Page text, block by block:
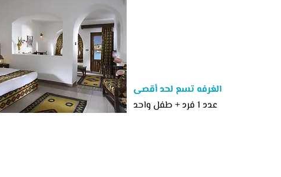
عدد 1 فرد + طفل واحد